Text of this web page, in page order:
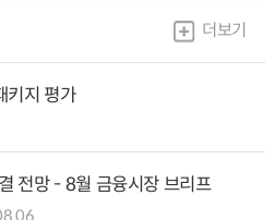
더보기
키지 평가
전망 - 8월 금융시장 브리프